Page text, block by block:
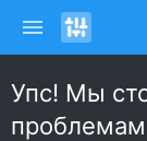
Упс! Мы